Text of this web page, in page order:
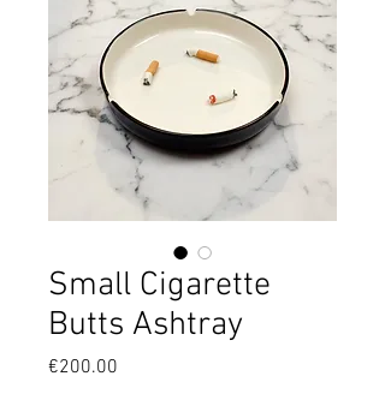
Small Cigarette
Butts Ashtray
€200.00